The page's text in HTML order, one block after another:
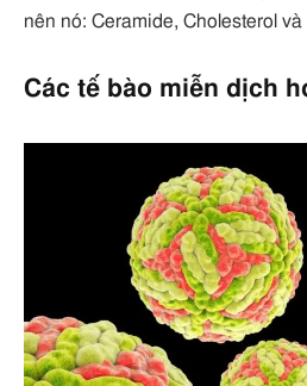
nên nó: Ceramide, Cholesterol và
Các tế bào miễn dịch